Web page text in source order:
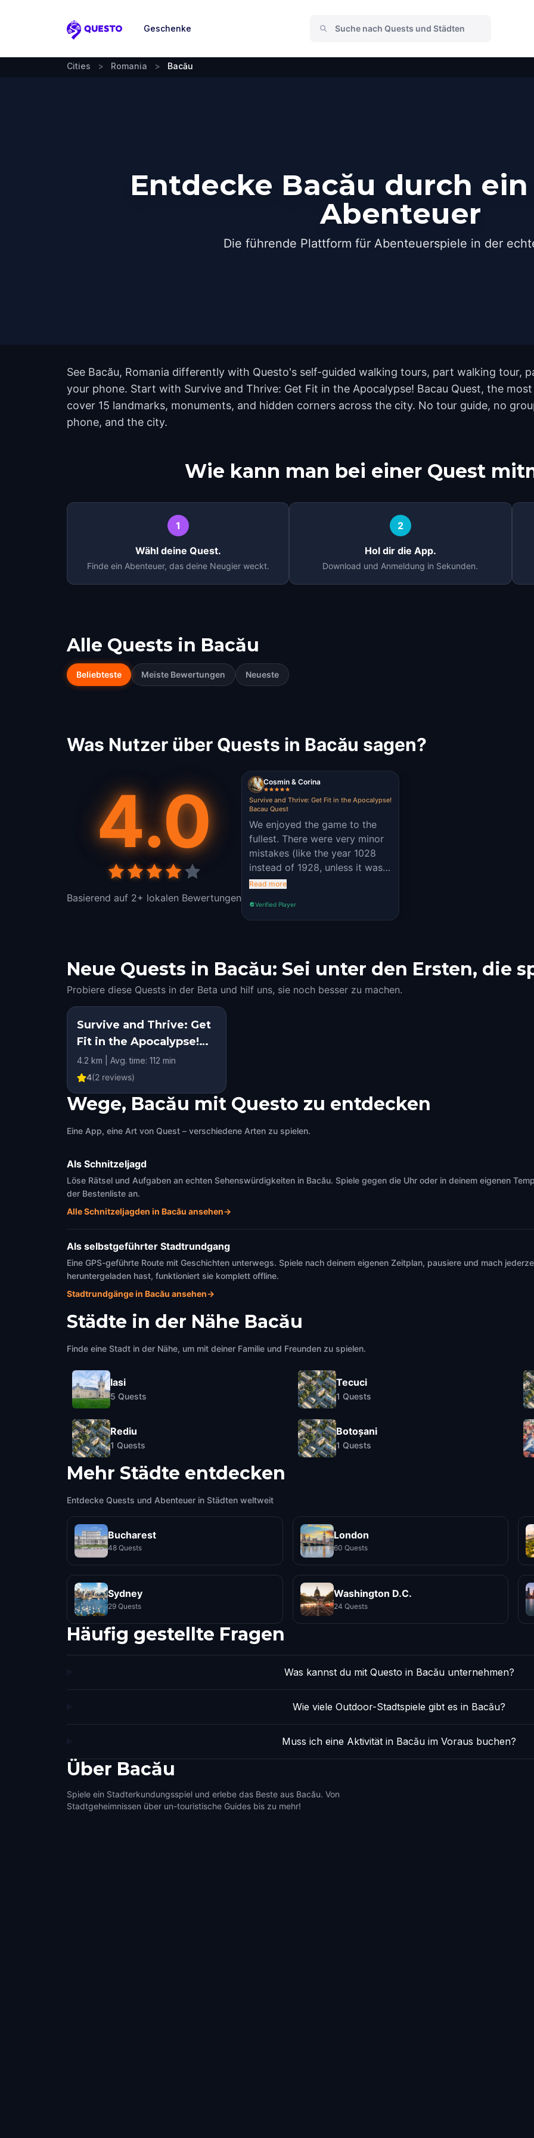
Questo
Geschenke
Cities > Romania > Bacău
Entdecke Bacău durch
Abenteuer
Die führende Plattform für Abenteuerspiele in der
See Bacău, Romania differently with Questo's self-guided walking tours, part walking tour,
your phone. Start with Survive and Thrive: Get Fit in the Apocalypse! Bacau Quest, the
cover 15 landmarks, monuments, and hidden corners across the city. No tour guide, no
phone, and the city.
Wie kann man bei einer Quest
1
Wähl deine Quest.
Finde ein Abenteuer, das deine Neugier weckt.
2
Hol dir die App.
Download und Anmeldung in Sekunden.
Alle Quests in Bacău
Beliebteste Meiste Bewertungen Neueste
Was Nutzer über Quests in Bacău sagen?
4.0
Basierend auf 2+ lokalen Bewertungen
Cosmin & Corina
Survive and Thrive: Get Fit in the Apocalypse!
Bacau Quest
We enjoyed the game to the
fullest. There were very minor
mistakes (like the year 1028
instead of 1928, unless it was
on purpose) but the story was
fun and exciting.
Read more
Verified Player
Neue Quests in Bacău: Sei unter den Ersten, die
Probiere diese Quests in der Beta und hilf uns, sie noch besser zu machen.
Survive and Thrive: Get
Fit in the Apocalypse!
Bacau Quest
4.2 km | Avg. time: 112 min
4(2 reviews)
Wege, Bacău mit Questo zu entdecken
Eine App, eine Art von Quest – verschiedene Arten zu spielen.
Als Schnitzeljagd
Löse Rätsel und Aufgaben an echten Sehenswürdigkeiten in Bacău. Spiele gegen die Uhr oder in deinem eigenen
der Bestenliste an.
Alle Schnitzeljagden in Bacău ansehen→
Als selbstgeführter Stadtrundgang
Eine GPS-geführte Route mit Geschichten unterwegs. Spiele nach deinem eigenen Zeitplan, pausiere und mach
heruntergeladen hast, funktioniert sie komplett offline.
Stadtrundgänge in Bacău ansehen→
Städte in der Nähe Bacău
Finde eine Stadt in der Nähe, um mit deiner Familie und Freunden zu spielen.
Iasi
5 Quests
Rediu
1 Quests
Tecuci
1 Quests
Botoșani
1 Quests
Mehr Städte entdecken
Entdecke Quests und Abenteuer in Städten weltweit
Bucharest
48 Quests
London
60 Quests
Sydney
29 Quests
Washington D.C.
24 Quests
Häufig gestellte Fragen
Was kannst du mit Questo in Bacău unternehmen?
Wie viele Outdoor-Stadtspiele gibt es in Bacău?
Muss ich eine Aktivität in Bacău im Voraus buchen?
Über Bacău
Spiele ein Stadterkundungsspiel und erlebe das Beste aus Bacău. Von
Stadtgeheimnissen über un-touristische Guides bis zu mehr!